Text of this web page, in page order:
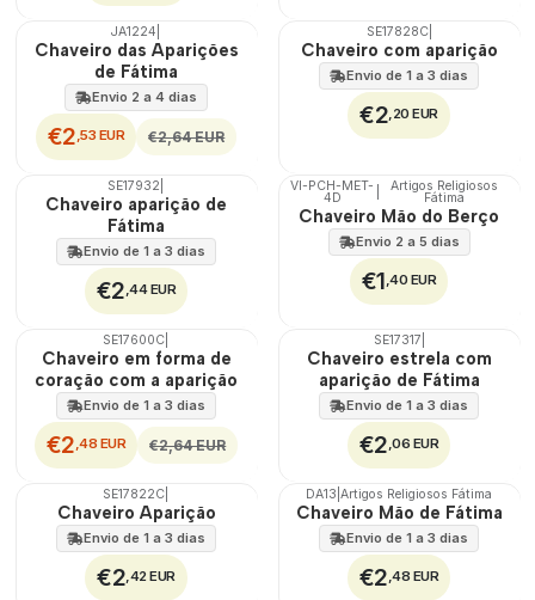
DESCONTO
JA1224
Chaveiro das Aparições
de Fátima
Envio 2 a 4 dias
€2,53 EUR €2,64 EUR
SE17828C|
Chaveiro com aparição
Envio de 1 a 3 dias
€2,20 EUR
SE17932
Chaveiro aparição de
Fátima
Envio de 1 a 3 dias
€2,44 EUR
VI-PCH-MET-
4D
Artigos Religiosos
Fátima
Chaveiro Mão do Berço
Envio 2 a 5 dias
€1,40 EUR
DESCONTO
SE17600C
Chaveiro em forma de
coração com a aparição
Envio de 1 a 3 dias
€2,48 EUR €2,64 EUR
SE17317
Chaveiro estrela com
aparição de Fátima
Envio de 1 a 3 dias
€2,06 EUR
SE17822C
Chaveiro Aparição
Envio de 1 a 3 dias
€2,42 EUR
DA13 |Artigos Religiosos Fátima
Chaveiro Mão de Fátima
Envio de 1 a 3 dias
€2,48 EUR